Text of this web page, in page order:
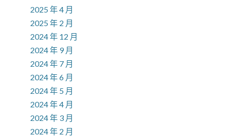
2025 年 4 月
2025 年 2 月
2024 年 12 月
2024 年 9 月
2024 年 7 月
2024 年 6 月
2024 年 5 月
2024 年 4 月
2024 年 3 月
2024 年 2 月